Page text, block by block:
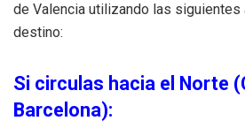
de Valencia utilizando las
destino:
Si circulas hacia el Norte
Barcelona):